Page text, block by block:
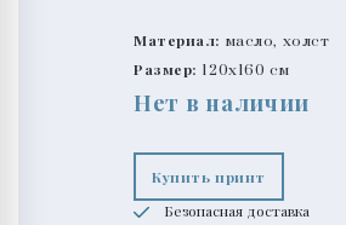
Материал: масло, холст
Размер: 120x160 см
Нет в наличии
Купить принт
Безопасная доставка